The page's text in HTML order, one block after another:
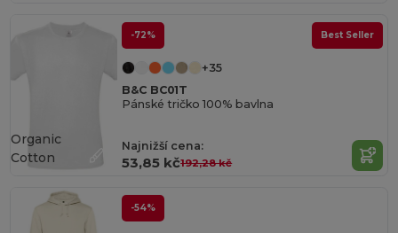
-72% Best Seller
+35
B&C BC01T
Pánské tričko 100% bavlna
Najnižší cena:
53,85 kč192,28 kč
Organic
Cotton
-54%